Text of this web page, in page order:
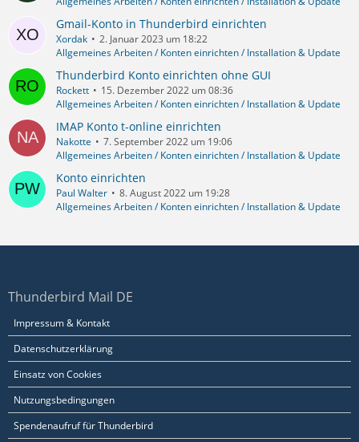
Gmail-Konto in Thunderbird einrichten
Xordak
2. Januar 2023 um 18:22
Allgemeines Arbeiten / Konten einrichten / Installation & Update
Thunderbird Konto einrichten ohne GUI
Rockett
15. Dezember 2022 um 08:36
Allgemeines Arbeiten / Konten einrichten / Installation & Update
IMAP Konto t-online einrichten
Nakotte
7. September 2022 um 19:06
Allgemeines Arbeiten / Konten einrichten / Installation & Update
Konto einrichten
Paul Walter
8. August 2022 um 19:28
Allgemeines Arbeiten / Konten einrichten / Installation & Update
Thunderbird Mail DE
Impressum & Kontakt
Datenschutzerklärung
Einsatz von Cookies
Nutzungsbedingungen
Spendenaufruf für Thunderbird